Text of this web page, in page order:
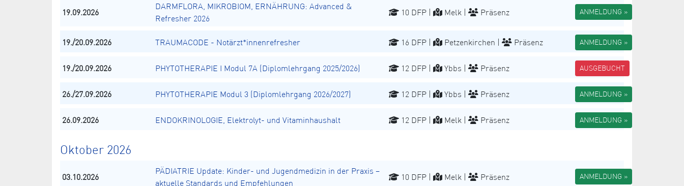
19.09.2026
DARMFLORA, MIKROBIOM, ERNÄHRUNG: Advanced &
Refresher 2026
10 DFP | Melk | Präsenz ANMELDUNG »
19./20.09.2026 TRAUMACODE - Notärzt*innenrefresher 16 DFP | Petzenkirchen | Präsenz ANMELDUNG »
19./20.09.2026 PHYTOTHERAPIE I Modul 7A (Diplomlehrgang 2025/2026) 12 DFP | Ybbs | Präsenz AUSGEBUCHT
26./27.09.2026 PHYTOTHERAPIE Modul 3 (Diplomlehrgang 2026/2027) 12 DFP | Ybbs | Präsenz ANMELDUNG »
26.09.2026 ENDOKRINOLOGIE, Elektrolyt- und Vitaminhaushalt 12 DFP | Melk | Präsenz ANMELDUNG »
Oktober 2026
03.10.2026
PÄDIATRIE Update: Kinder- und Jugendmedizin in der Praxis –
aktuelle Standards und Empfehlungen
10 DFP | Melk | Präsenz ANMELDUNG »